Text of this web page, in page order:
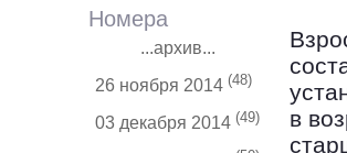
Номера
...архив...
26 ноября 2014 (48)
03 декабря 2014 (49)
в